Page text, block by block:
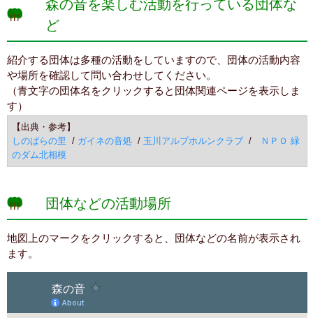
森の音を楽しむ活動を行っている団体な
ど
紹介する団体は多種の活動をしていますので、団体の活動内容
や場所を確認して問い合わせしてください。
（青文字の団体名をクリックすると団体関連ページを表示しま
す）
【出典・参考】
しのばらの里 / ガイネの音処 / 玉川アルプホルンクラブ /
ＮＰＯ 緑
のダム北相模
団体などの活動場所
地図上のマークをクリックすると、団体などの名前が表示され
ます。